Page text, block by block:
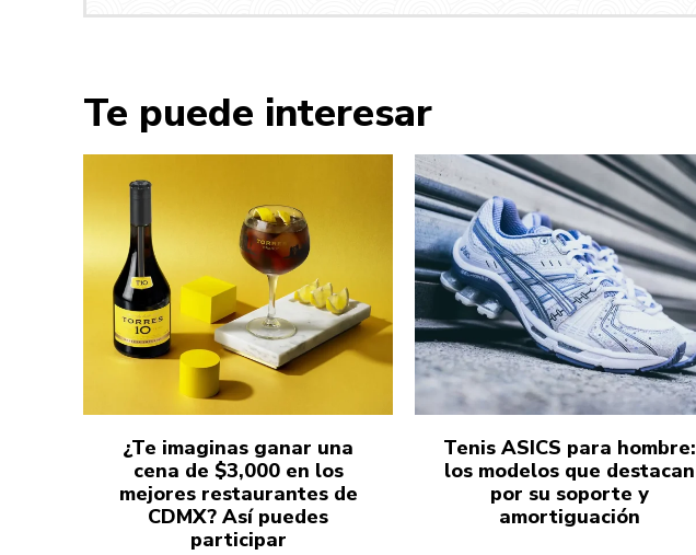
Te puede interesar
¿Te imaginas ganar una
cena de $3,000 en los
mejores restaurantes de
CDMX? Así puedes
participar
Tenis ASICS para hombre:
los modelos que destacan
por su soporte y
amortiguación